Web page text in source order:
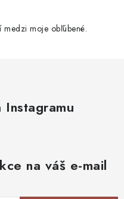
moje obľúbené.
Instagramu
na váš e-mail